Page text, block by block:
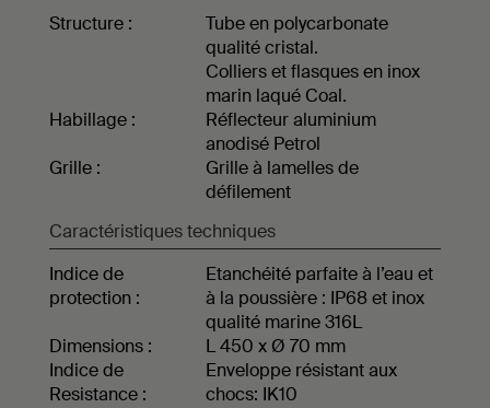
Structure :
Tube en polycarbonate
qualité cristal.
Colliers et flasques en inox
marin laqué Coal.
Habillage :
Réflecteur aluminium
anodisé Petrol
Grille :
Grille à lamelles de
défilement
Caractéristiques techniques
Indice de
protection :
Etanchéité parfaite à l’eau et
à la poussière : IP68 et inox
qualité marine 316L
Dimensions :
L 450 x Ø 70 mm
Indice de
Resistance :
Enveloppe résistant aux
chocs: IK10